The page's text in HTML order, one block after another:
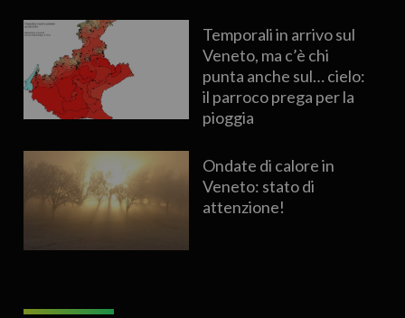
Temporali in arrivo sul
Veneto, ma c’è chi
punta anche sul… cielo:
il parroco prega per la
pioggia
Ondate di calore in
Veneto: stato di
attenzione!